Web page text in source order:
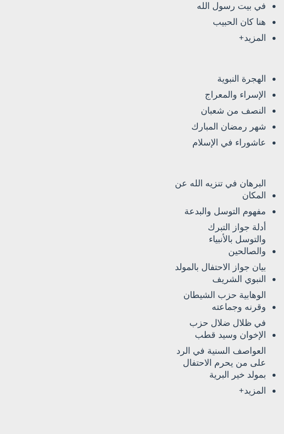
في بيت رسول الله
هنا كان الحبيب
المزيد+
الهجرة النبوية
الإسراء والمعراج
النصف من شعبان
شهر رمضان المبارك
عاشوراء في الإسلام
البرهان في تنزيه الله عن
المكان
مفهوم التوسل والبدعة
أدلة جواز التبرك
والتوسل بالأنبياء
والصالحين
بيان جواز الاحتفال بالمولد
النبوي الشريف
الوهابية حزب الشيطان
وقرنه وجماعته
في ظلال ضلال حزب
الإخوان وسيد قطب
العواصف السنية في الرد
على من يحرم الاحتفال
بمولد خير البرية
المزيد+